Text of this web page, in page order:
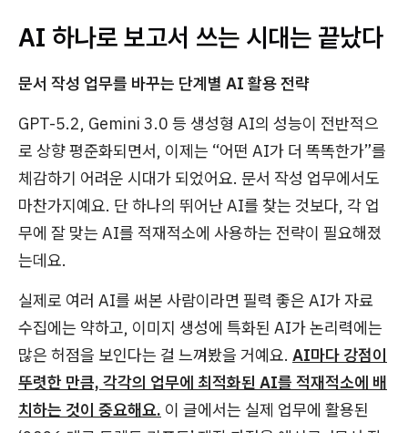
AI 하나로 보고서 쓰는 시대는 끝났다
문서 작성 업무를 바꾸는 단계별 AI 활용 전략
GPT-5.2, Gemini 3.0 등 생성형 AI의 성능이 전반적으
로 상향 평준화되면서, 이제는 “어떤 AI가 더 똑똑한가”를
체감하기 어려운 시대가 되었어요. 문서 작성 업무에서도
마찬가지예요. 단 하나의 뛰어난 AI를 찾는 것보다, 각 업
무에 잘 맞는 AI를 적재적소에 사용하는 전략이 필요해졌
는데요.
실제로 여러 AI를 써본 사람이라면 필력 좋은 AI가 자료
수집에는 약하고, 이미지 생성에 특화된 AI가 논리력에는
많은 허점을 보인다는 걸 느껴봤을 거예요. AI마다 강점이
뚜렷한 만큼, 각각의 업무에 최적화된 AI를 적재적소에 배
치하는 것이 중요해요. 이 글에서는 실제 업무에 활용된